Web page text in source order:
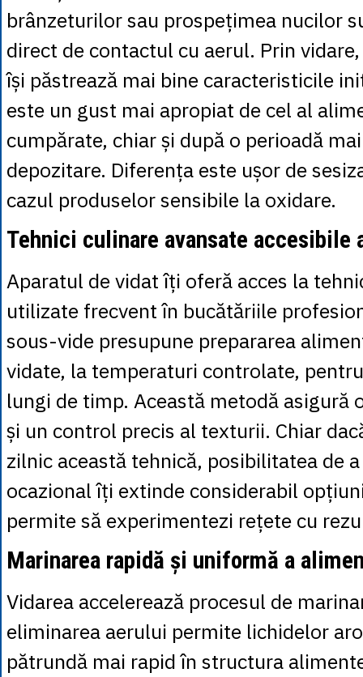
brânzeturilor sau prospețimea nucilor
direct de contactul cu aerul. Prin
își păstrează mai bine caracteristicile
este un gust mai apropiat de cel al
cumpărate, chiar și după o perioadă
depozitare. Diferența este ușor de
cazul produselor sensibile la oxidare.
Tehnici culinare avansate accesibile
Aparatul de vidat îți oferă acces la
utilizate frecvent în bucătăriile
sous-vide presupune prepararea
vidate, la temperaturi controlate,
lungi de timp. Această metodă asigură
și un control precis al texturii. Chiar
zilnic această tehnică, posibilitatea de
ocazional îți extinde considerabil
permite să experimentezi rețete cu
Marinarea rapidă și uniformă a
Vidarea accelerează procesul de
eliminarea aerului permite lichidelor
pătrundă mai rapid în structura